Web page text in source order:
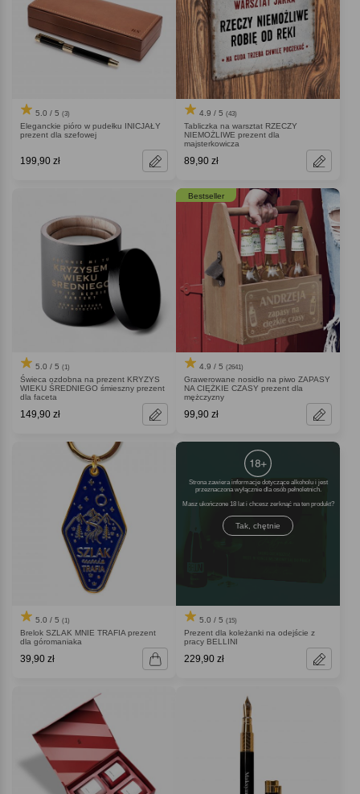
5.0 / 5 (3)
Eleganckie pióro w pudełku INICJAŁY
prezent dla szefowej
199,90 zł
4.9 / 5 (43)
Tabliczka na warsztat RZECZY
NIEMOŻLIWE prezent dla
majsterkowicza
89,90 zł
5.0 / 5 (1)
Świeca ozdobna na prezent KRYZYS
WIEKU ŚREDNIEGO śmieszny prezent
dla faceta
149,90 zł
Bestseller
4.9 / 5 (2641)
Grawerowane nosidło na piwo ZAPASY
NA CIĘŻKIE CZASY prezent dla
mężczyzny
99,90 zł
5.0 / 5 (1)
Brelok SZLAK MNIE TRAFIA prezent
dla góromaniaka
39,90 zł
Strona zawiera informacje dotyczące alkoholu i jest
przeznaczona wyłącznie dla osób pełnoletnich.
Masz ukończone 18 lat i chcesz zerknąć na ten produkt
Tak, chętnie
5.0 / 5 (15)
Prezent dla koleżanki na odejście z
pracy BELLINI
229,90 zł